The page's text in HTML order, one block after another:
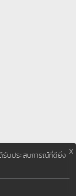
X
ด้รับประสบการณ์ที่ดียิ่ง